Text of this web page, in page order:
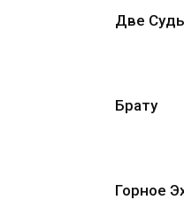
Две
Брату
Горное